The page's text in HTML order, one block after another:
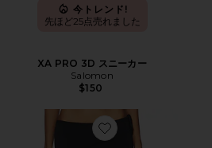
今トレンド!
先ほど25点売れました
XA PRO 3D スニーカー
Salomon
$150
Favorite SHARNI ミディ